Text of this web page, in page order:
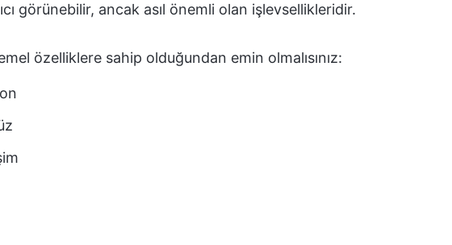
görünebilir, ancak asıl önemli olan işlevsellikleridir.
özelliklere sahip olduğundan emin olmalısınız: